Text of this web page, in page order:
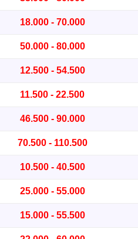
18.000 - 70.000
50.000 - 80.000
12.500 - 54.500
11.500 - 22.500
46.500 - 90.000
70.500 - 110.500
10.500 - 40.500
25.000 - 55.000
15.000 - 55.500